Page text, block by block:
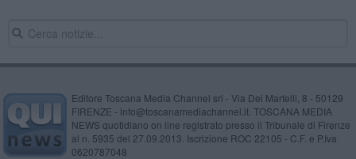
Editore Toscana Media Channel srl - Via Dei Martelli, 8 - 50129
FIRENZE - info@toscanamediachannel.it. TOSCANA MEDIA
NEWS quotidiano on line registrato presso il Tribunale di Firenze
al n. 5935 del 27.09.2013. Iscrizione ROC 22105 - C.F. e P.Iva
0620787048